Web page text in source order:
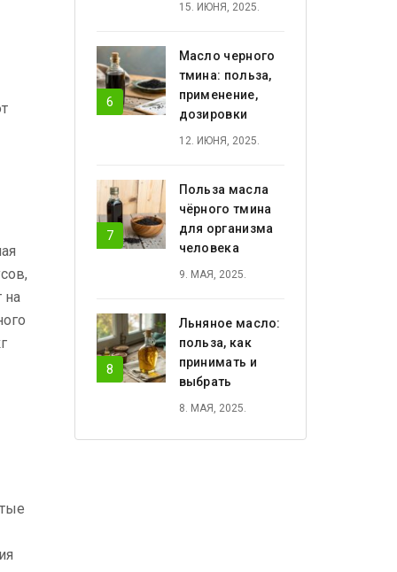
15. ИЮНЯ, 2025.
Масло черного
тмина: польза,
применение,
дозировки
12. ИЮНЯ, 2025.
Польза масла
чёрного тмина
для организма
человека
9. МАЯ, 2025.
Льняное масло:
польза, как
принимать и
выбрать
8. МАЯ, 2025.
на